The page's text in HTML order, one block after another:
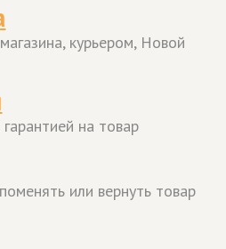
курьером, Новой
на товар
или вернуть товар